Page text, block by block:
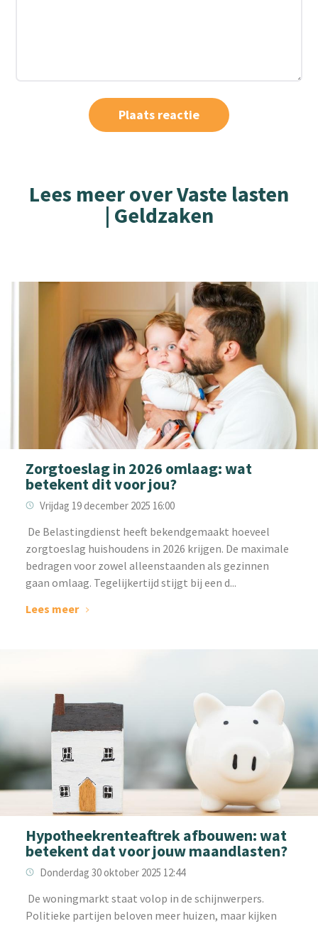
Lees meer over Vaste lasten
| Geldzaken
Zorgtoeslag in 2026 omlaag: wat
betekent dit voor jou?
Vrijdag 19 december 2025 16:00
‌ De Belastingdienst heeft bekendgemaakt hoeveel
zorgtoeslag huishoudens in 2026 krijgen. De maximale
bedragen voor zowel alleenstaanden als gezinnen
gaan omlaag. Tegelijkertijd stijgt bij een d...
Lees meer
Hypotheekrenteaftrek afbouwen: wat
betekent dat voor jouw maandlasten?
Donderdag 30 oktober 2025 12:44
‌ De woningmarkt staat volop in de schijnwerpers.
Politieke partijen beloven meer huizen, maar kijken